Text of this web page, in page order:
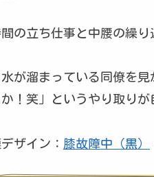
の立ち仕事と中腰の繰り
が溜まっている同僚を
か！笑」というやり取り
ザイン： 膝故障中（黒）